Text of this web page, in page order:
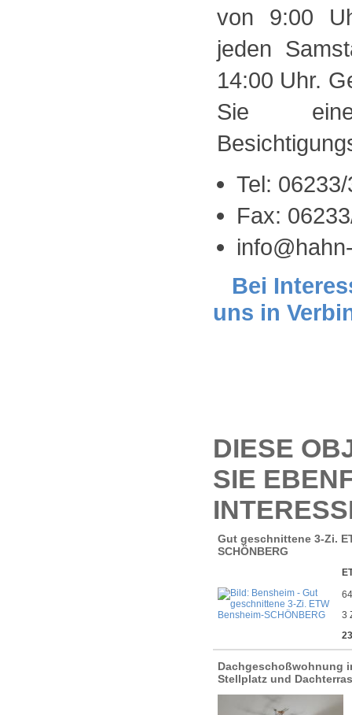
von 9:00
jeden
14:00 Uhr.
Sie
Tel:
Fax:
Bei
uns in
DIESE
SIE
Gut geschnittene 3-Zi.
SCHÖNBERG
3
Dachgeschoßwohnung
Stellplatz und